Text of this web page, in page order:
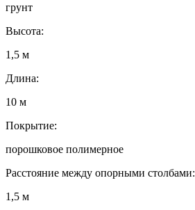
грунт
Высота:
1,5 м
Длина:
10 м
Покрытие:
порошковое полимерное
Расстояние между опорными столбами:
1,5 м